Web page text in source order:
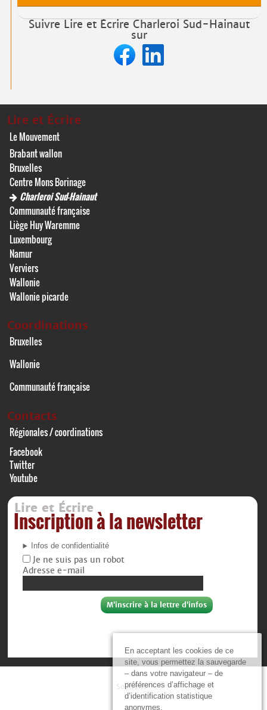
En acceptant les cookies de ce
site, vous permettez la sauvegarde
– dans votre navigateur – de
préférences d’affichage et
d’identification statistique
anonymes.
Suivre Lire et Écrire Charleroi Sud-Hainaut
sur
Lire et Écrire
Le Mouvement
Brabant wallon
Bruxelles
Centre Mons Borinage
Charleroi Sud-Hainaut
Communauté française
Liège Huy Waremme
Luxembourg
Namur
Verviers
Wallonie
Wallonie picarde
Coordinations
Bruxelles
Wallonie
Communauté française
Contacts
Régionales / coordinations
Facebook
Twitter
Youtube
Lire et Écrire
Inscription à la newsletter
Infos de confidentialité
Je ne suis pas un robot
Adresse e-mail
Soutiens :